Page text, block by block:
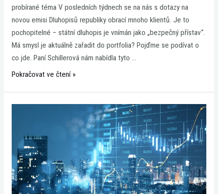
probírané téma V posledních týdnech se na nás s dotazy na
novou emisi Dluhopisů republiky obrací mnoho klientů. Je to
pochopitelné – státní dluhopis je vnímán jako „bezpečný přístav“.
Má smysl je aktuálně zařadit do portfolia? Pojďme se podívat o
co jde. Paní Schillerová nám nabídla tyto …
Pokračovat ve čtení »
době
volatility:
Proč
dokážeme
profitovat